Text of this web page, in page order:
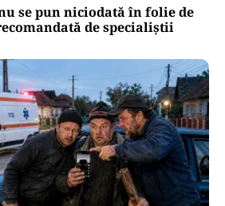
se pun niciodată în folie de
de specialiștii